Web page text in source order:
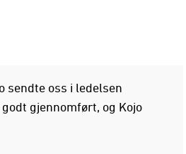
sendte oss i ledelsen
gjennomført, og Kojo